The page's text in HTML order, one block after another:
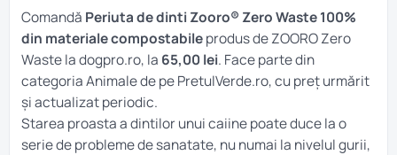
Comandă Periuta de dinti Zooro® Zero Waste 100%
din materiale compostabileprodus de ZOORO Zero
Waste la dogpro.ro, la 65,00 lei. Face parte din
categoriaAnimalede pe PretulVerde.ro, cu preț urmărit
și actualizat periodic.
Starea proasta a dintilor unui caiine poate duce la o
serie de probleme de sanatate, nu numai la nivelul gurii,